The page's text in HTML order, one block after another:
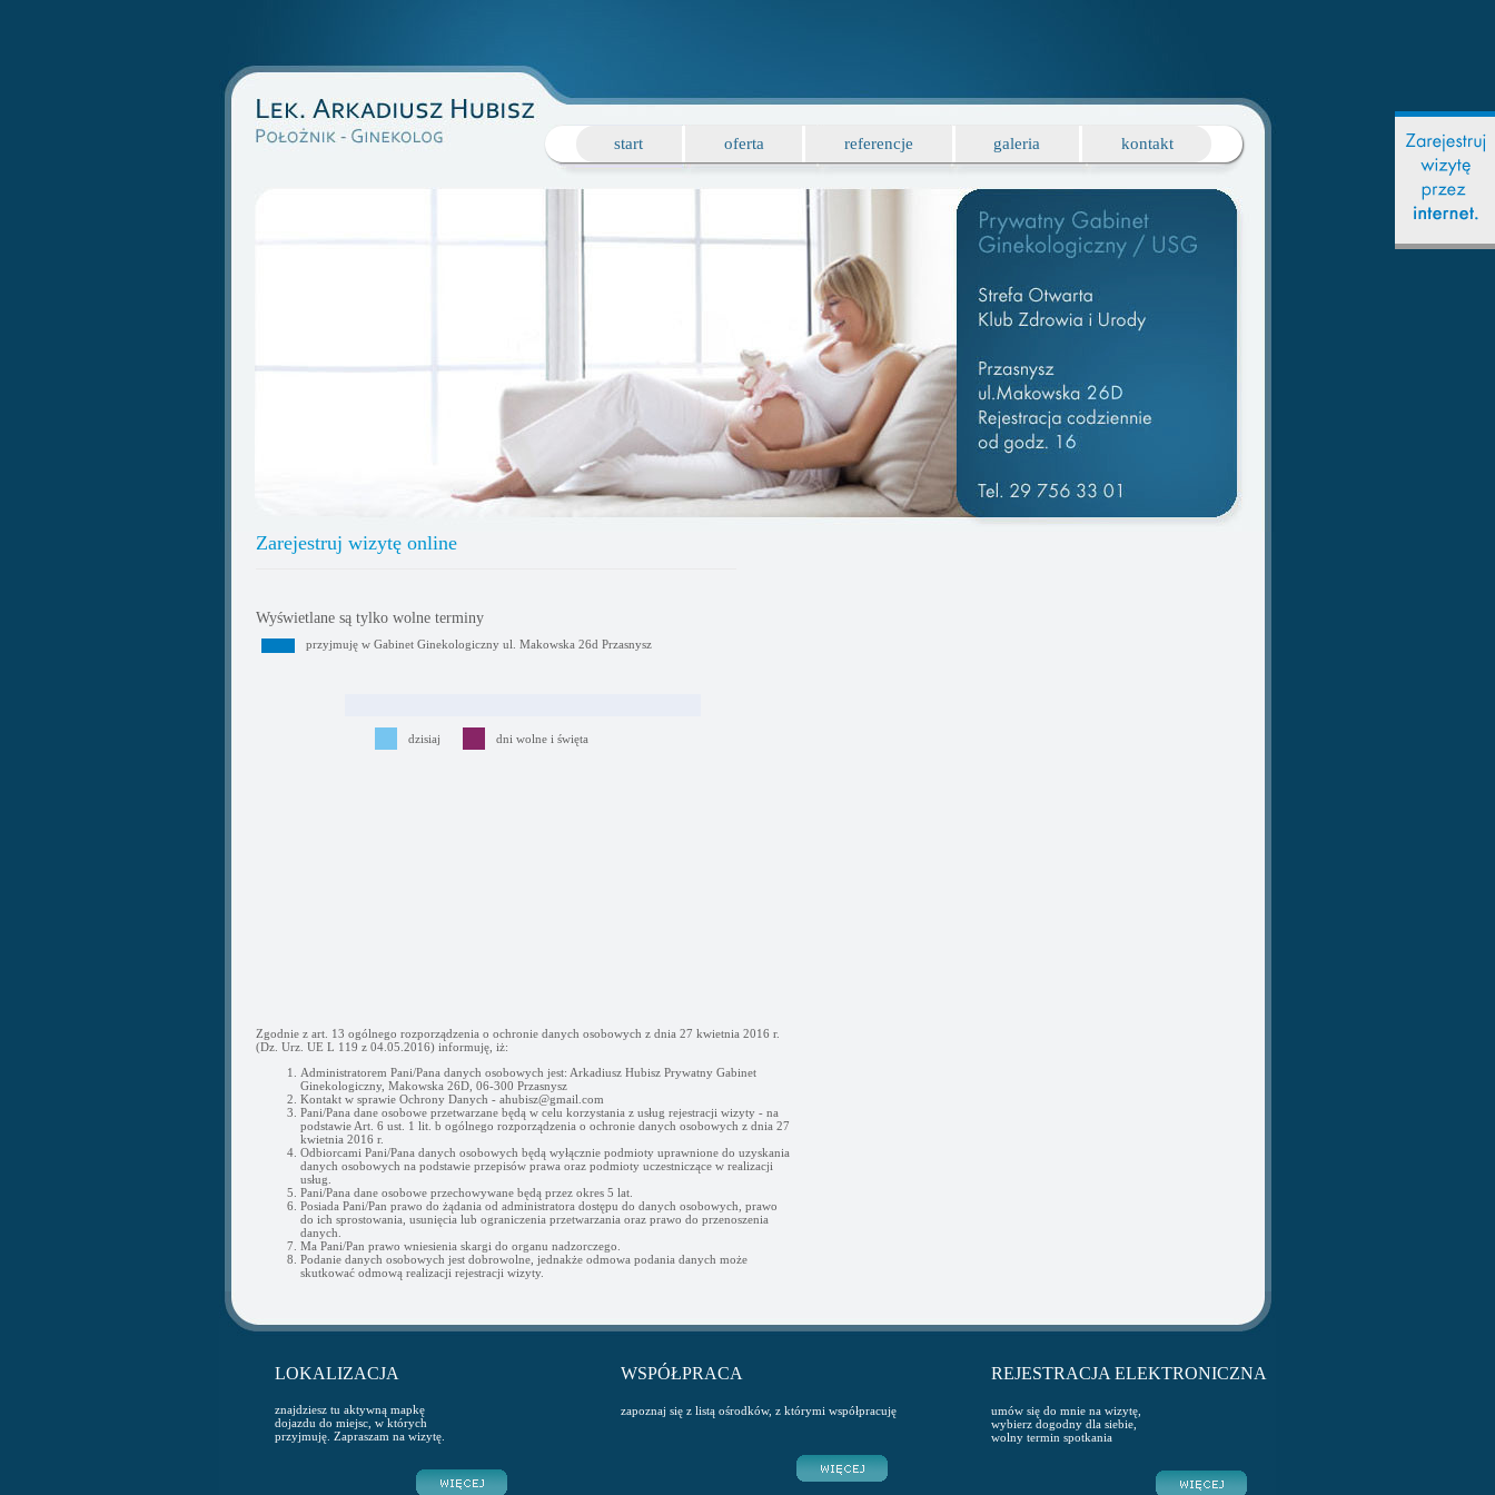
start oferta referencje galeria kontakt
Zarejestruj wizytę online
Wyświetlane są tylko wolne terminy
przyjmuję w Gabinet Ginekologiczny ul. Makowska 26d Przasnysz
dzisiaj dni wolne i święta
Zgodnie z art. 13 ogólnego rozporządzenia o ochronie danych osobowych z dnia 27 kwietnia 2016 r.
(Dz. Urz. UE L 119 z 04.05.2016) informuję, iż:
Administratorem Pani/Pana danych osobowych jest: Arkadiusz Hubisz Prywatny Gabinet
Ginekologiczny, Makowska 26D, 06-300 Przasnysz
Kontakt w sprawie Ochrony Danych - ahubisz@gmail.com
Pani/Pana dane osobowe przetwarzane będą w celu korzystania z usług rejestracji wizyty - na
podstawie Art. 6 ust. 1 lit. b ogólnego rozporządzenia o ochronie danych osobowych z dnia 27
kwietnia 2016 r.
Odbiorcami Pani/Pana danych osobowych będą wyłącznie podmioty uprawnione do uzyskania
danych osobowych na podstawie przepisów prawa oraz podmioty uczestniczące w realizacji
usług.
Pani/Pana dane osobowe przechowywane będą przez okres 5 lat.
Posiada Pani/Pan prawo do żądania od administratora dostępu do danych osobowych, prawo
do ich sprostowania, usunięcia lub ograniczenia przetwarzania oraz prawo do przenoszenia
danych.
Ma Pani/Pan prawo wniesienia skargi do organu nadzorczego.
Podanie danych osobowych jest dobrowolne, jednakże odmowa podania danych może
skutkować odmową realizacji rejestracji wizyty.
LOKALIZACJA
znajdziesz tu aktywną mapkę
dojazdu do miejsc, w których
przyjmuję. Zapraszam na wizytę.
WSPÓŁPRACA
zapoznaj się z listą ośrodków, z którymi współpracuję
REJESTRACJA ELEKTRONICZNA
umów się do mnie na wizytę,
wybierz dogodny dla siebie,
wolny termin spotkania